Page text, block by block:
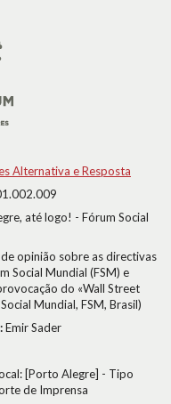
Alternativa e Resposta
até logo! - Fórum Social
opinião sobre as directivas
Social Mundial (FSM) e
do «Wall Street
Mundial, FSM, Brasil)
Emir Sader
[Porto Alegre] - Tipo
de Imprensa